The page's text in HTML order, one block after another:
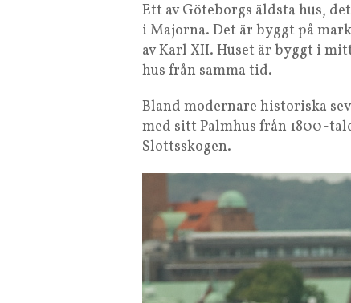
Ett av Göteborgs äldsta hus, det
i Majorna. Det är byggt på
av Karl XII. Huset är byggt i
hus från samma tid.
Bland modernare historiska
med sitt Palmhus från 1800-
Slottsskogen.